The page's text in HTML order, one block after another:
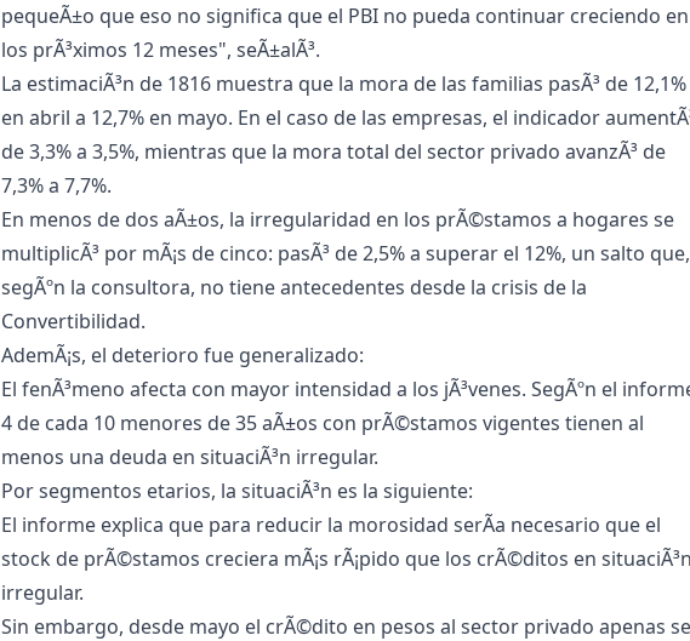
pequeÃ±o que eso no significa que el PBI no pueda continuar creciendo en
los prÃ³ximos 12 meses", seÃ±alÃ³.
La estimaciÃ³n de 1816 muestra que la mora de las familias pasÃ³ de 12,1%
en abril a 12,7% en mayo. En el caso de las empresas, el indicador
de 3,3% a 3,5%, mientras que la mora total del sector privado avanzÃ³ de
7,3% a 7,7%.
En menos de dos aÃ±os, la irregularidad en los prÃ©stamos a hogares se
multiplicÃ³ por mÃ¡s de cinco: pasÃ³ de 2,5% a superar el 12%, un salto que,
segÃºn la consultora, no tiene antecedentes desde la crisis de la
Convertibilidad.
AdemÃ¡s, el deterioro fue generalizado:
El fenÃ³meno afecta con mayor intensidad a los jÃ³venes. SegÃºn el
4 de cada 10 menores de 35 aÃ±os con prÃ©stamos vigentes tienen al
menos una deuda en situaciÃ³n irregular.
Por segmentos etarios, la situaciÃ³n es la siguiente:
El informe explica que para reducir la morosidad serÃ­a necesario que el
stock de prÃ©stamos creciera mÃ¡s rÃ¡pido que los crÃ©ditos en situaciÃ³n
irregular.
Sin embargo, desde mayo el crÃ©dito en pesos al sector privado apenas se